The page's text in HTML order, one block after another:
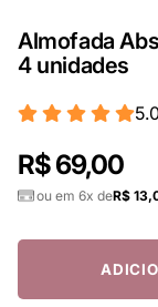
Almofada
4 unidades
R$ 69,00
ou em 6x deR$